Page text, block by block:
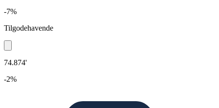
-7%
Tilgodehavende
74.874'
-2%